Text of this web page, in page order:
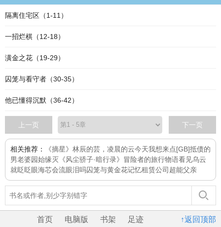
隔离住宅区（1-11）
一招烂棋（12-18）
潢金之花（19-29）
囚笼与看守者（30-35）
他已懂得沉默（36-42）
上一页 下一页
相关推荐： 《摘星》 林辰的芸，凌晨的云今天我想来点[GB]抵债的
男老婆园始缘灭 《风尘骄子·暗行录》 冒险者的旅行物语看见乌云
就眨眨眼海芯会流眼泪吗囚笼与黄金花记忆租赁公司 超能父亲
↑返回顶部
首页 电脑版 书架 足迹